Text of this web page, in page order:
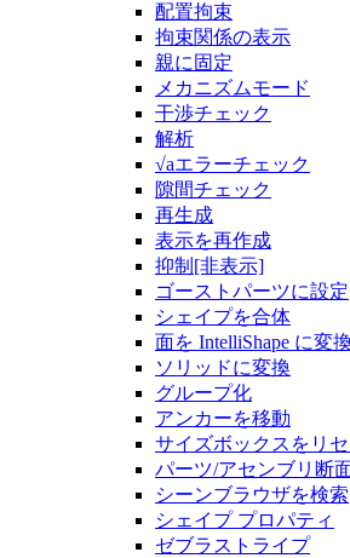
配置拘束
拘束関係の表示
親に固定
メカニズムモード
干渉チェック
解析
√aエラーチェック
隙間チェック
再生成
表示を再作成
抑制[非表示]
ゴーストパーツに設定
シェイプを合体
面を IntelliShape に変換
ソリッドに変換
グループ化
アンカーを移動
サイズボックスをリセ
パーツ/アセンブリ断
シーンブラウザを検索
シェイプ プロパティ
ゼブラストライプ